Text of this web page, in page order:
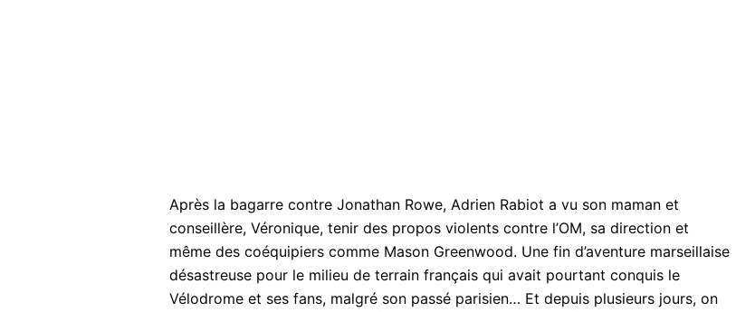
Après la bagarre contre Jonathan Rowe, Adrien Rabiot a vu son maman et
conseillère, Véronique, tenir des propos violents contre l’OM, sa direction et
même des coéquipiers comme Mason Greenwood. Une fin d’aventure marseillaise
désastreuse pour le milieu de terrain français qui avait pourtant conquis le
Vélodrome et ses fans, malgré son passé parisien… Et depuis plusieurs jours, on